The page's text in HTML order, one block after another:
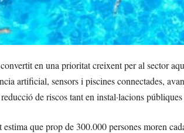
en una prioritat creixent per al sector
artificial, sensors i piscines connectades,
de riscos tant en instal·lacions
que prop de 300.000 persones moren